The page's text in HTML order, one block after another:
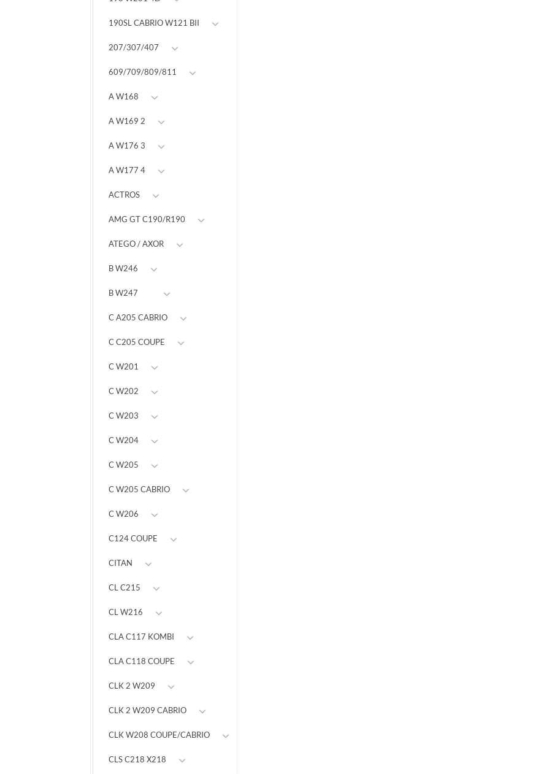
190SL CABRIO W121 BII
207/307/407
609/709/809/811
A W168
A W169 2
A W176 3
A W177 4
ACTROS
AMG GT C190/R190
ATEGO / AXOR
B W246
B W247
C A205 CABRIO
C C205 COUPE
C W201
C W202
C W203
C W204
C W205
C W205 CABRIO
C W206
C124 COUPE
CITAN
CL C215
CL W216
CLA C117 KOMBI
CLA C118 COUPE
CLK 2 W209
CLK 2 W209 CABRIO
CLK W208 COUPE/CABRIO
CLS C218 X218